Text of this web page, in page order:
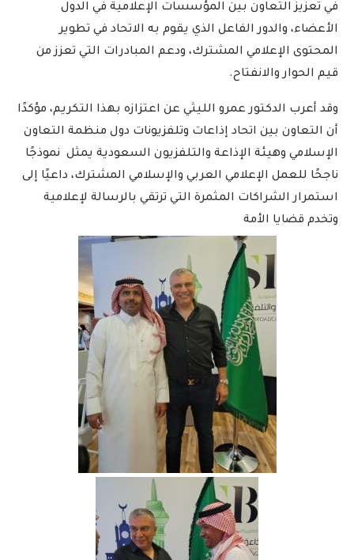
في تعزيز التعاون بين المؤسسات الإعلامية في الدول
الأعضاء، والدور الفاعل الذي يقوم به الاتحاد في تطوير
المحتوى الإعلامي المشترك، ودعم المبادرات التي تعزز من
قيم الحوار والانفتاح.
وقد أعرب الدكتور عمرو الليثي عن اعتزازه بهذا التكريم، مؤكدًا
أن التعاون بين اتحاد إذاعات وتلفزيونات دول منظمة التعاون
الإسلامي وهيئة الإذاعة والتلفزيون السعودية يمثل نموذجًا
ناجحًا للعمل الإعلامي العربي والإسلامي المشترك، داعيًا إلى
استمرار الشراكات المثمرة التي ترتقي بالرسالة لإعلامية
وتخدم قضايا الأمة